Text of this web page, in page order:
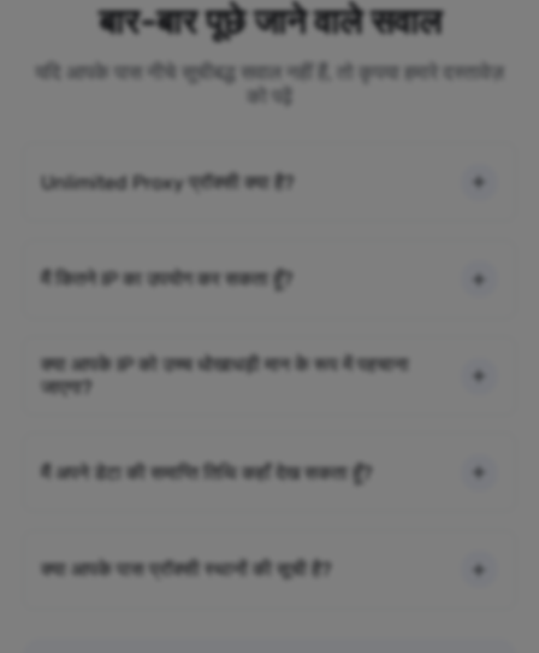
बार-बार पूछे जाने वाले सवाल
यदि आपके पास नीचे सूचीबद्ध सवाल नहीं हैं, तो कृपया हमारे दस्तावेज़
को पढ़ें
Unlimited Proxy प्रॉक्सी क्या है?
मैं कितने IP का उपयोग कर सकता हूँ?
क्या आपके IP को उच्च धोखाधड़ी मान के रूप में पहचाना
जाएगा?
मैं अपने डेटा की समाप्ति तिथि कहाँ देख सकता हूँ?
क्या आपके पास प्रॉक्सी स्थानों की सूची है?